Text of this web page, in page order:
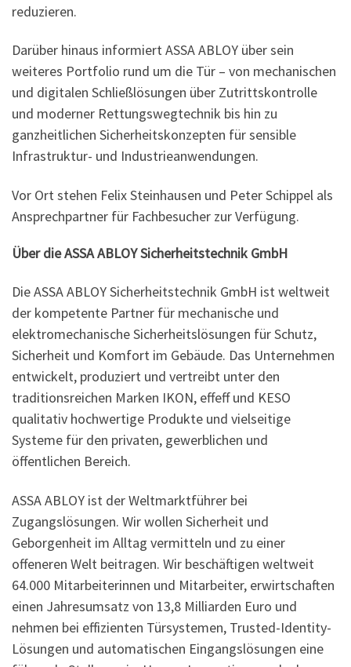
reduzieren.
Darüber hinaus informiert ASSA ABLOY über sein
weiteres Portfolio rund um die Tür – von mechanischen
und digitalen Schließlösungen über Zutrittskontrolle
und moderner Rettungswegtechnik bis hin zu
ganzheitlichen Sicherheitskonzepten für sensible
Infrastruktur- und Industrieanwendungen.
Vor Ort stehen Felix Steinhausen und Peter Schippel als
Ansprechpartner für Fachbesucher zur Verfügung.
Über die ASSA ABLOY Sicherheitstechnik GmbH
Die ASSA ABLOY Sicherheitstechnik GmbH ist weltweit
der kompetente Partner für mechanische und
elektromechanische Sicherheitslösungen für Schutz,
Sicherheit und Komfort im Gebäude. Das Unternehmen
entwickelt, produziert und vertreibt unter den
traditionsreichen Marken IKON, effeff und KESO
qualitativ hochwertige Produkte und vielseitige
Systeme für den privaten, gewerblichen und
öffentlichen Bereich.
ASSA ABLOY ist der Weltmarktführer bei
Zugangslösungen. Wir wollen Sicherheit und
Geborgenheit im Alltag vermitteln und zu einer
offeneren Welt beitragen. Wir beschäftigen weltweit
64.000 Mitarbeiterinnen und Mitarbeiter, erwirtschaften
einen Jahresumsatz von 13,8 Milliarden Euro und
nehmen bei effizienten Türsystemen, Trusted-Identity-
Lösungen und automatischen Eingangslösungen eine